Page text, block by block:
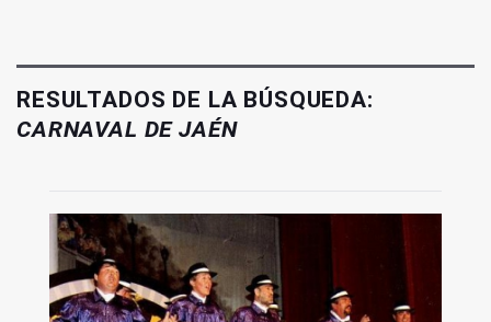
RESULTADOS DE LA BÚSQUEDA:
CARNAVAL DE JAÉN